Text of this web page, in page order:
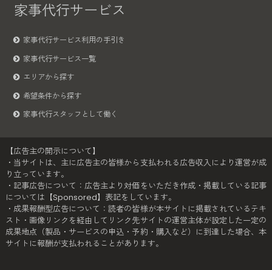
家事代行サービス
家事代行サービス利用の手引き
家事代行サービス一覧
エリアから探す
希望条件から探す
家事代行スタッフとして働く
【広告主の開示について】
・当サイトは、主に広告主の皆様から支払われる広告収入により運営が成
り立っています。
・記事広告について：広告主より対価をいただき作成・掲載している記事
については【Sponsored】表記をしています。
・成果報酬型広告について：読者の皆様が本サイトに掲載されているテキ
スト・画像リンクを経由してリンク先サイトの運営主体が設定した一定の
成果地点（製品・サービスの申込・予約・購入など）に到達した場合、本
サイトに報酬が支払われることがあります。